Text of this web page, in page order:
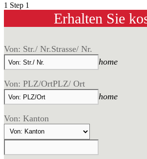
1 Step 1
Erhalten Sie
Von: Str./ Nr.Strasse/ Nr.
home
Von: PLZ/OrtPLZ/ Ort
home
Von: Kanton